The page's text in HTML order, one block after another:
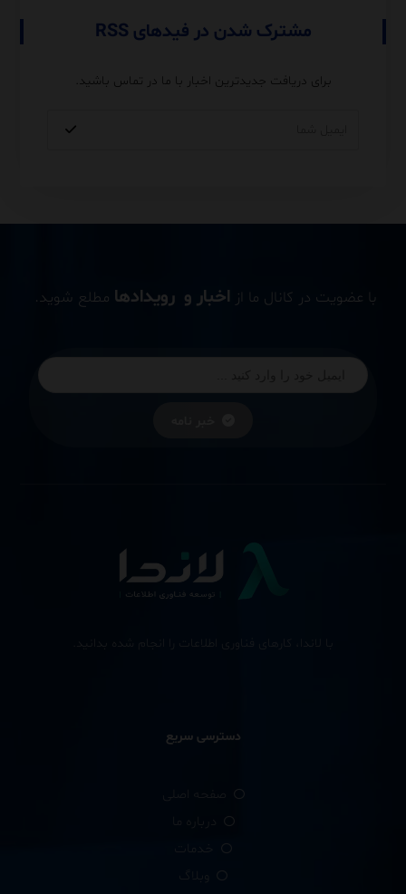
مشترک شدن در فیدهای RSS
برای دریافت جدیدترین اخبار با ما در تماس باشید.
با عضویت در کانال ما از اخبار و رویدادها مطلع شوید.
با لاندا، کارهای فناوری اطلاعات را انجام شده بدانید.
دسترسی سریع
صفحه اصلی